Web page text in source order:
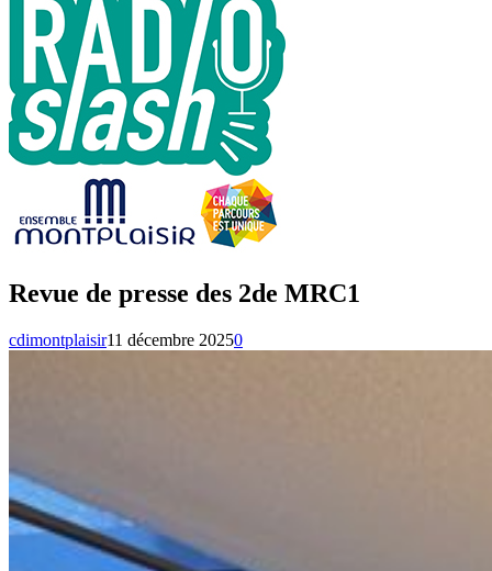
Revue de presse des 2de MRC1
cdimontplaisir11 décembre 20250